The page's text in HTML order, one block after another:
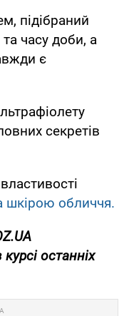
підібраний
часу доби, а
є
секретів
шкірою обличчя.
останніх